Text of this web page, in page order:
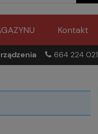
Kontakt
664 224 021